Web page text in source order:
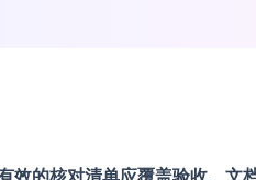
效的核对清单应覆盖验收、文